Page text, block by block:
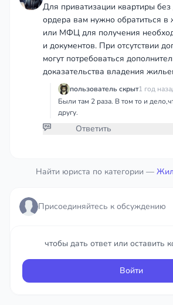
Для приватизации квартиры
ордера вам нужно обратиться
или МФЦ для получения
и документов. При отсутствии
могут потребоваться
доказательства владения
пользователь скрыт1 год
Были там 2 раза. В том то и
другу.
Ответить
Найти юриста по категории —
Присоединяйтесь к обсуждению
чтобы дать ответ или оставить
Войти